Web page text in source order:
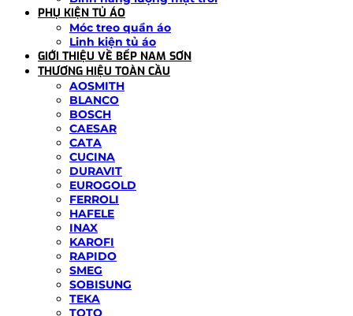
PHỤ KIỆN TỦ ÁO
Móc treo quần áo
Linh kiện tủ áo
GIỚI THIỆU VỀ BẾP NAM SƠN
THƯƠNG HIỆU TOÀN CẦU
AOSMITH
BLANCO
BOSCH
CAESAR
CATA
CUCINA
DURAVIT
EUROGOLD
FERROLI
HAFELE
INAX
KAROFI
RAPIDO
SMEG
SOBISUNG
TEKA
TOTO